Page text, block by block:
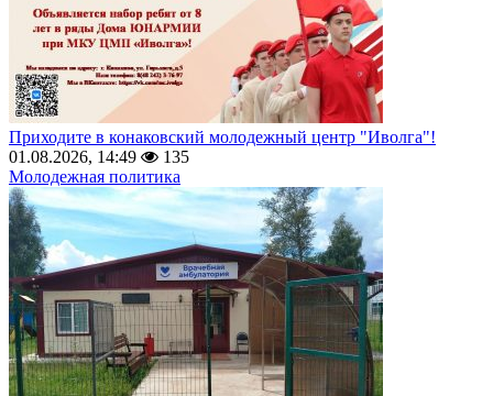
Приходите в конаковский молодежный центр "Иволга"!
01.08.2026, 14:49
135
Молодежная политика